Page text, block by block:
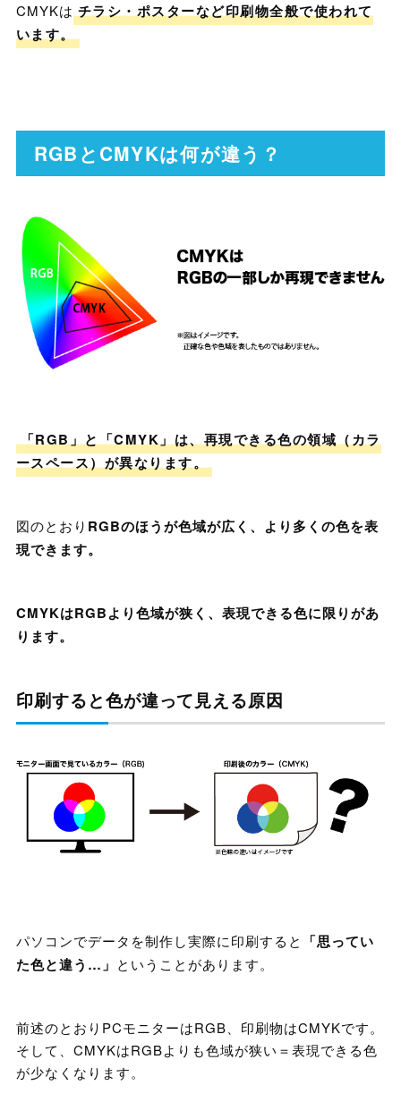
CMYKは チラシ・ポスターなど印刷物全般で使われて
います。
RGBとCMYKは何が違う？
「RGB」と「CMYK」は、再現できる色の領域（カラ
ースペース）が異なります。
図のとおり RGBのほうが色域が広く、より多くの色を表
現できます。
CMYKはRGBより色域が狭く、表現できる色に限りがあ
ります。
印刷すると色が違って見える原因
パソコンでデータを制作し実際に印刷すると
「思ってい
た色と違う…」 ということがあります。
前述のとおりPCモニターはRGB、印刷物はCMYKです。
そして、CMYKはRGBよりも色域が狭い＝表現できる色
が少なくなります。